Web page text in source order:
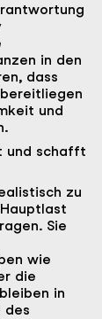
in den
dass
und
und schafft
zu
Sie
wie
die
in
des